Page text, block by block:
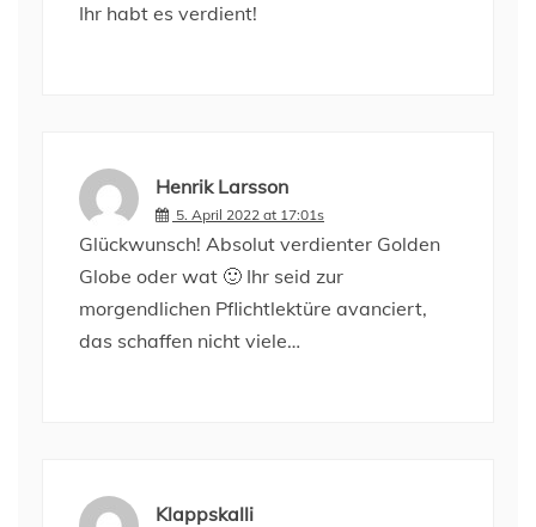
Ihr habt es verdient!
Henrik Larsson
5. April 2022 at 17:01s
Glückwunsch! Absolut verdienter Golden
Globe oder wat 🙂 Ihr seid zur
morgendlichen Pflichtlektüre avanciert,
das schaffen nicht viele…
Klappskalli